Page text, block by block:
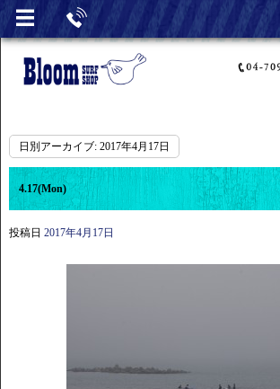
日別アーカイブ: 2017年4月17日
4.17(Mon)
投稿日 2017年4月17日